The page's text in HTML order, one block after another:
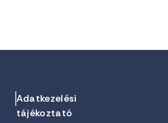
Adatkezelési
tájékoztató